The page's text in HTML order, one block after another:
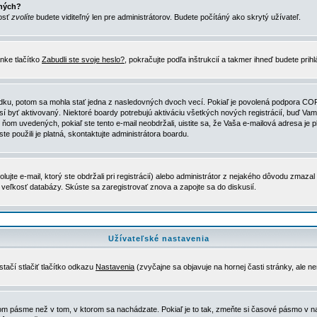
zvolíte budete viditeľný len pre administrátorov. Budete počítáný ako skrytý užívateľ.
tlačítko Zabudli ste svoje heslo? , pokračujte podľa inštrukcií a takmer ihneď budete
potom sa mohla stať jedna z nasledovných dvoch vecí. Pokiaľ je povolená podpora
aktivovaný. Niektoré boardy potrebujú aktiváciu všetkých nových registrácií, buď
uvedených, pokiaľ ste tento e-mail neobdržali, uistite sa, že Vaša e-mailová adresa
použili je platná, skontaktujte administrátora boardu.
e-mail, ktorý ste obdržali pri registrácií) alebo administrátor z nejakého dôvodu
databázy. Skúste sa zaregistrovať znova a zapojte sa do diskusií.
Užívateľské nastavenia
stlačiť tlačítko odkazu Nastavenia (zvyčajne sa objavuje na hornej časti stránky, ale
než v tom, v ktorom sa nachádzate. Pokiaľ je to tak, zmeňte si časové pásmo v